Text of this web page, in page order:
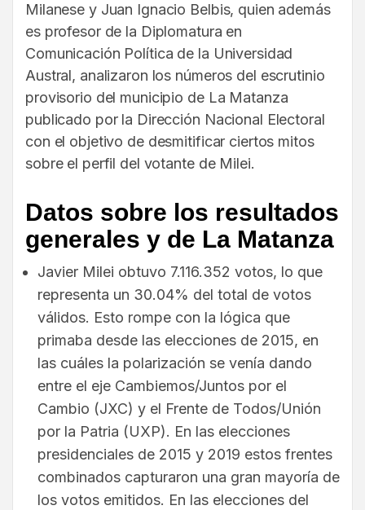
Milanese y Juan Ignacio Belbis, quien además
es profesor de la Diplomatura en
Comunicación Política de la Universidad
Austral, analizaron los números del escrutinio
provisorio del municipio de La Matanza
publicado por la Dirección Nacional Electoral
con el objetivo de desmitificar ciertos mitos
sobre el perfil del votante de Milei.
Datos sobre los resultados
generales y de La Matanza
Javier Milei obtuvo 7.116.352 votos, lo que
representa un 30.04% del total de votos
válidos. Esto rompe con la lógica que
primaba desde las elecciones de 2015, en
las cuáles la polarización se venía dando
entre el eje Cambiemos/Juntos por el
Cambio (JXC) y el Frente de Todos/Unión
por la Patria (UXP). En las elecciones
presidenciales de 2015 y 2019 estos frentes
combinados capturaron una gran mayoría de
los votos emitidos. En las elecciones del